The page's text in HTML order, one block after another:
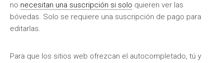
no necesitan una suscripción si solo quieren ver las
bóvedas. Solo se requiere una suscripción de pago para
editarlas.
Para que los sitios web ofrezcan el autocompletado, tú y